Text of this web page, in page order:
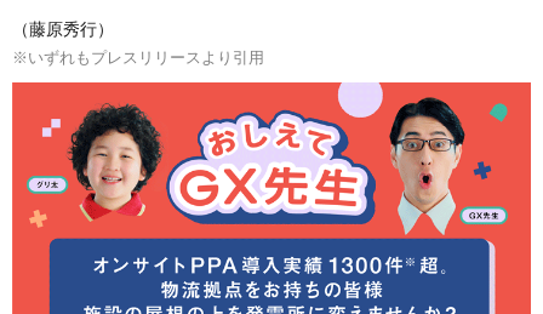
（藤原秀行）
※いずれもプレスリリースより引用